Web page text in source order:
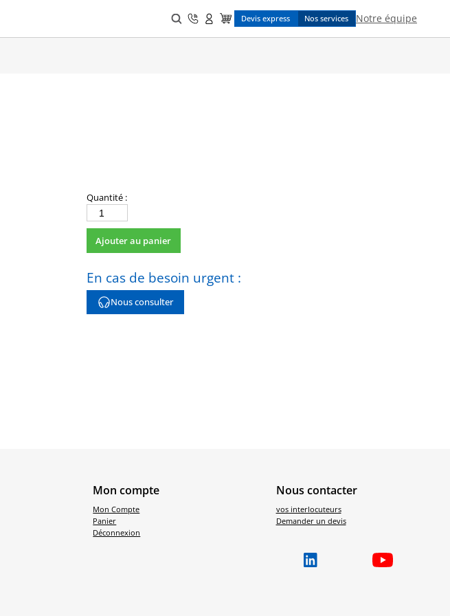
Search
for:
Devis express Nos services Notre équipe
Quantité :
quantité
de
003EB010AB
Ajouter au panier
En cas de besoin urgent :
Nous consulter
Mon compte
Mon Compte
Panier
Déconnexion
Nous contacter
vos interlocuteurs
Demander un devis